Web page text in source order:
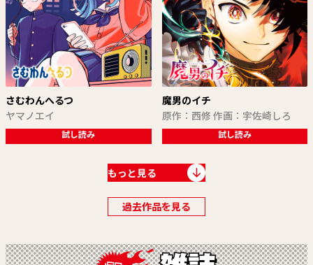
さむわんへるつ
ヤマノエイ
試し読み
魔男のイチ
原作：西修 作画：宇佐崎しろ
試し読み
もっと見る
過去作品を見る